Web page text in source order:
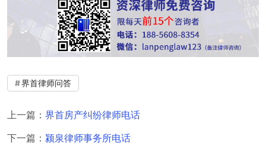
界首律师问答
上一篇： 界首房产纠纷律师电话
下一篇： 颍泉律师事务所电话